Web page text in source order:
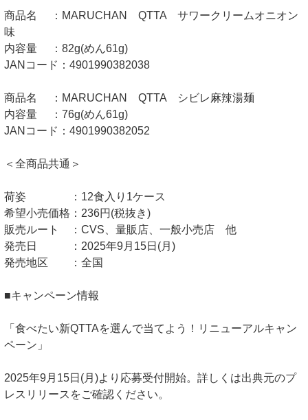
商品名 ：MARUCHAN QTTA サワークリームオニオン
味
内容量 ：82g(めん61g)
JANコード：4901990382038
商品名 ：MARUCHAN QTTA シビレ麻辣湯麺
内容量 ：76g(めん61g)
JANコード：4901990382052
＜全商品共通＞
荷姿 ：12食入り1ケース
希望小売価格：236円(税抜き)
販売ルート ：CVS、量販店、一般小売店 他
発売日 ：2025年9月15日(月)
発売地区 ：全国
■キャンペーン情報
「食べたい新QTTAを選んで当てよう！リニューアルキャン
ペーン」
2025年9月15日(月)より応募受付開始。詳しくは出典元のプ
レスリリースをご確認ください。